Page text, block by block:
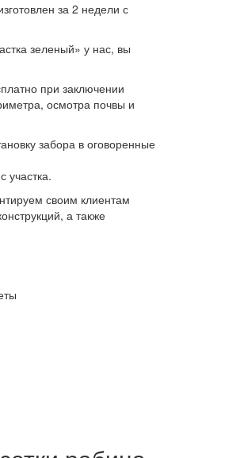
за 2 недели с
зеленый» у нас, вы
при заключении
осмотра почвы и
забора в оговоренные
участка.
своим клиентам
а также